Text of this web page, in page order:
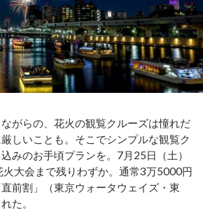
がらの、花火の観覧クルーズは憧れだ
しいことも。そこでシンプルな観覧ク
みのお手頃プランを。7月25日（土）
大会まで残りわずか。通常3万5000円
前割」（東京ウォータウェイズ・東
た。